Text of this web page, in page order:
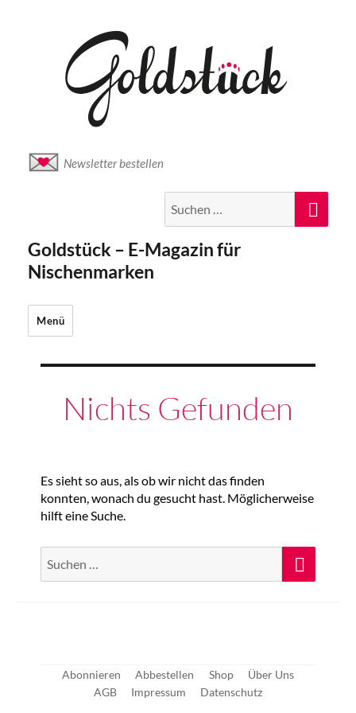
Newsletter bestellen
nach:
Goldstück – E-Magazin für
Nischenmarken
Menü
Nichts Gefunden
Es sieht so aus, als ob wir nicht das finden
konnten, wonach du gesucht hast. Möglicherweise
hilft eine Suche.
nach:
Abonnieren Abbestellen Shop
Über Uns
AGB
Impressum Datenschutz